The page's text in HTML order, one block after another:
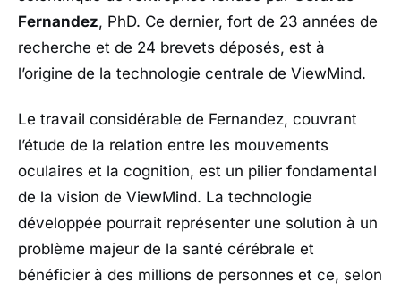
Fernandez, PhD. Ce dernier, fort de 23 années de
recherche et de 24 brevets déposés, est à
l’origine de la technologie centrale de ViewMind.
Le travail considérable de Fernandez, couvrant
l’étude de la relation entre les mouvements
oculaires et la cognition, est un pilier fondamental
de la vision de ViewMind. La technologie
développée pourrait représenter une solution à un
problème majeur de la santé cérébrale et
bénéficier à des millions de personnes et ce, selon